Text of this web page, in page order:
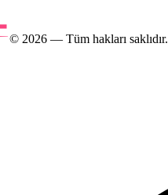
© 2026 — Tüm hakları saklıdır.